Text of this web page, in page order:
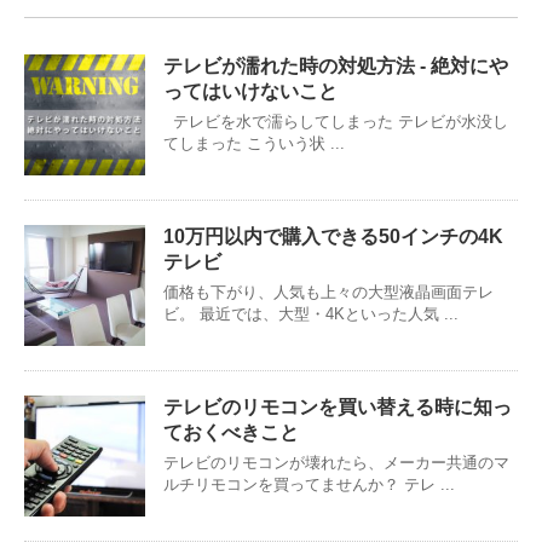
テレビが濡れた時の対処方法 - 絶対にや
ってはいけないこと
テレビを水で濡らしてしまった テレビが水没し
てしまった こういう状 ...
10万円以内で購入できる50インチの4K
テレビ
価格も下がり、人気も上々の大型液晶画面テレ
ビ。 最近では、大型・4Kといった人気 ...
テレビのリモコンを買い替える時に知っ
ておくべきこと
テレビのリモコンが壊れたら、メーカー共通のマ
ルチリモコンを買ってませんか？ テレ ...